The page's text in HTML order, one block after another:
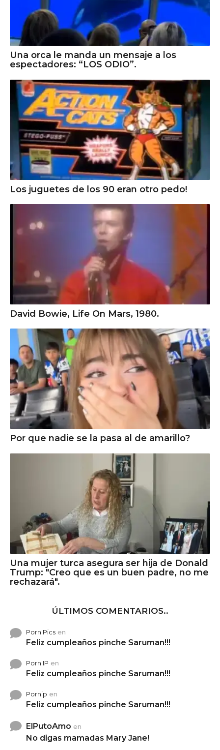
Una orca le manda un mensaje a los
espectadores: “LOS ODIO”.
Los juguetes de los 90 eran otro pedo!
David Bowie, Life On Mars, 1980.
Por que nadie se la pasa al de amarillo?
Una mujer turca asegura ser hija de Donald
Trump: "Creo que es un buen padre, no me
rechazará".
ÚLTIMOS COMENTARIOS..
Porn Pics en
Feliz cumpleaños pinche Saruman!!!
Porn IP en
Feliz cumpleaños pinche Saruman!!!
Pornip en
Feliz cumpleaños pinche Saruman!!!
ElPutoAmo en
No digas mamadas Mary Jane!